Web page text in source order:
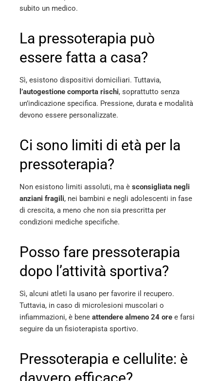
subito un medico.
La pressoterapia può
essere fatta a casa?
Sì, esistono dispositivi domiciliari. Tuttavia,
l’autogestione comporta rischi, soprattutto senza
un’indicazione specifica. Pressione, durata e modalità
devono essere personalizzate.
Ci sono limiti di età per la
pressoterapia?
Non esistono limiti assoluti, ma è sconsigliata negli
anziani fragili, nei bambini e negli adolescenti in fase
di crescita, a meno che non sia prescritta per
condizioni mediche specifiche.
Posso fare pressoterapia
dopo l’attività sportiva?
Sì, alcuni atleti la usano per favorire il recupero.
Tuttavia, in caso di microlesioni muscolari o
infiammazioni, è bene attendere almeno 24 ore e farsi
seguire da un fisioterapista sportivo.
Pressoterapia e cellulite: è